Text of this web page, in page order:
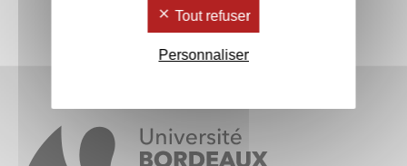
Tout refuser
Personnaliser